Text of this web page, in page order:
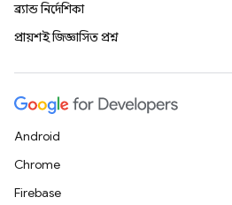
ব্র্যান্ড নির্দেশিকা
প্রায়শই জিজ্ঞাসিত প্রশ্ন
Android
Chrome
Firebase